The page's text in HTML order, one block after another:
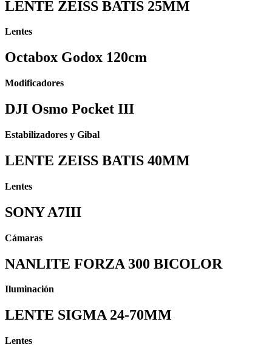
LENTE ZEISS BATIS 25MM
Lentes
Octabox Godox 120cm
Modificadores
DJI Osmo Pocket III
Estabilizadores y Gibal
LENTE ZEISS BATIS 40MM
Lentes
SONY A7III
Cámaras
NANLITE FORZA 300 BICOLOR
Iluminación
LENTE SIGMA 24-70MM
Lentes